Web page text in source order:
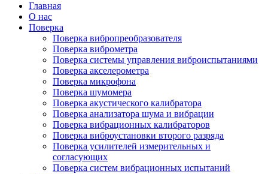
Главная
О нас
Поверка
Поверка вибропреобразователя
Поверка виброметра
Поверка системы управления виброиспытаниями
Поверка акселерометра
Поверка микрофона
Поверка шумомера
Поверка акустического калибратора
Поверка анализатора шума и вибрации
Поверка вибрационных калибраторов
Поверка виброустановки второго разряда
Поверка усилителей измерительных и
согласующих
Поверка систем вибрационных испытаний